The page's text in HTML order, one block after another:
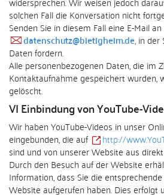
solchen Fall die Konversation nicht
Senden Sie in diesem Fall eine E-Mail
datenschutz@bietigheim.de, in der
Daten fordern.
Alle personenbezogenen Daten, die im
Kontaktaufnahme gespeichert wurden,
gelöscht.
VI Einbindung von YouTube-
Wir haben YouTube-Videos in unser
eingebunden, die auf
http://
sind und von unserer Website aus
Durch den Besuch auf der Website
Information, dass Sie die
Website aufgerufen haben. Dies erfolgt